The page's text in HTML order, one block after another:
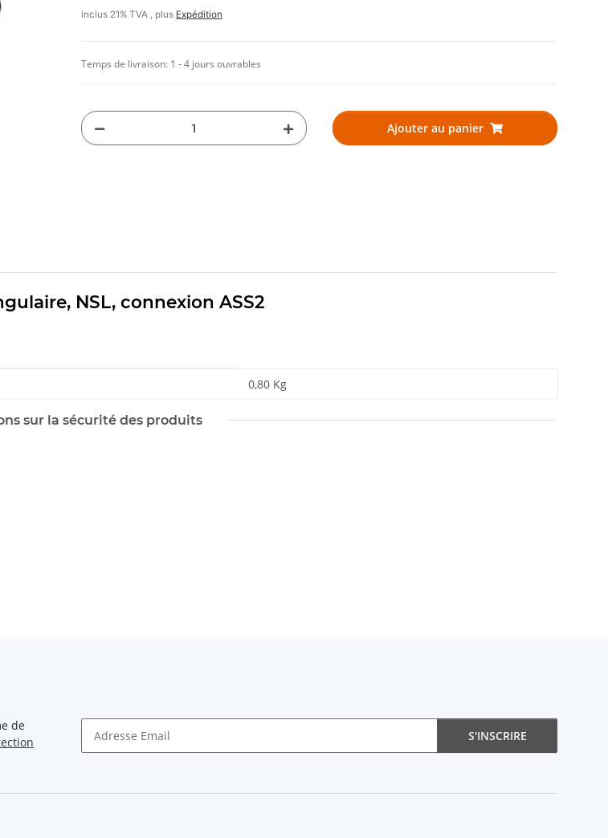
inclus 21% TVA , plus Expédition
Temps de livraison: 1 - 4 jours ouvrables
Ajouter au panier
NSL, connexion ASS2
0,80 Kg
sur la sécurité des produits
de
S'INSCRIRE